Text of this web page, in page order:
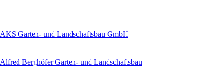
AKS Garten- und Landschaftsbau GmbH
Alfred Berghöfer Garten- und Landschaftsbau